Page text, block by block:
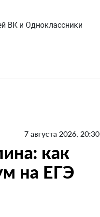
ВК и Одноклассники
7 августа 2026, 20:30
как
на ЕГЭ